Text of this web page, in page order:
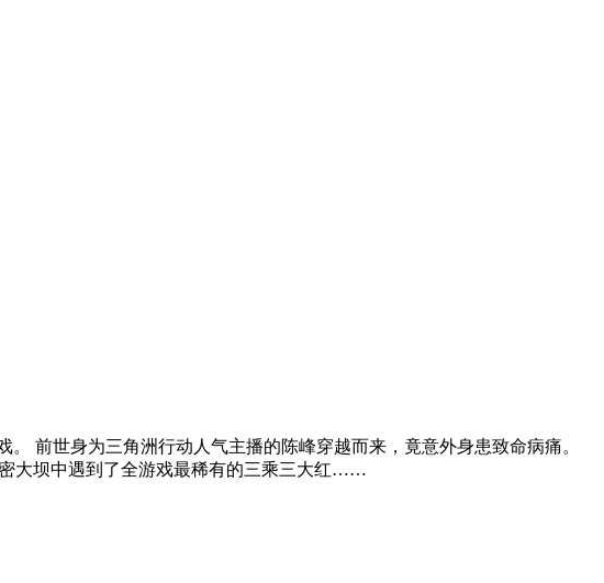
前世身为三角洲行动人气主播的陈峰穿越而来，竟意外身患致命病痛。
大坝中遇到了全游戏最稀有的三乘三大红……